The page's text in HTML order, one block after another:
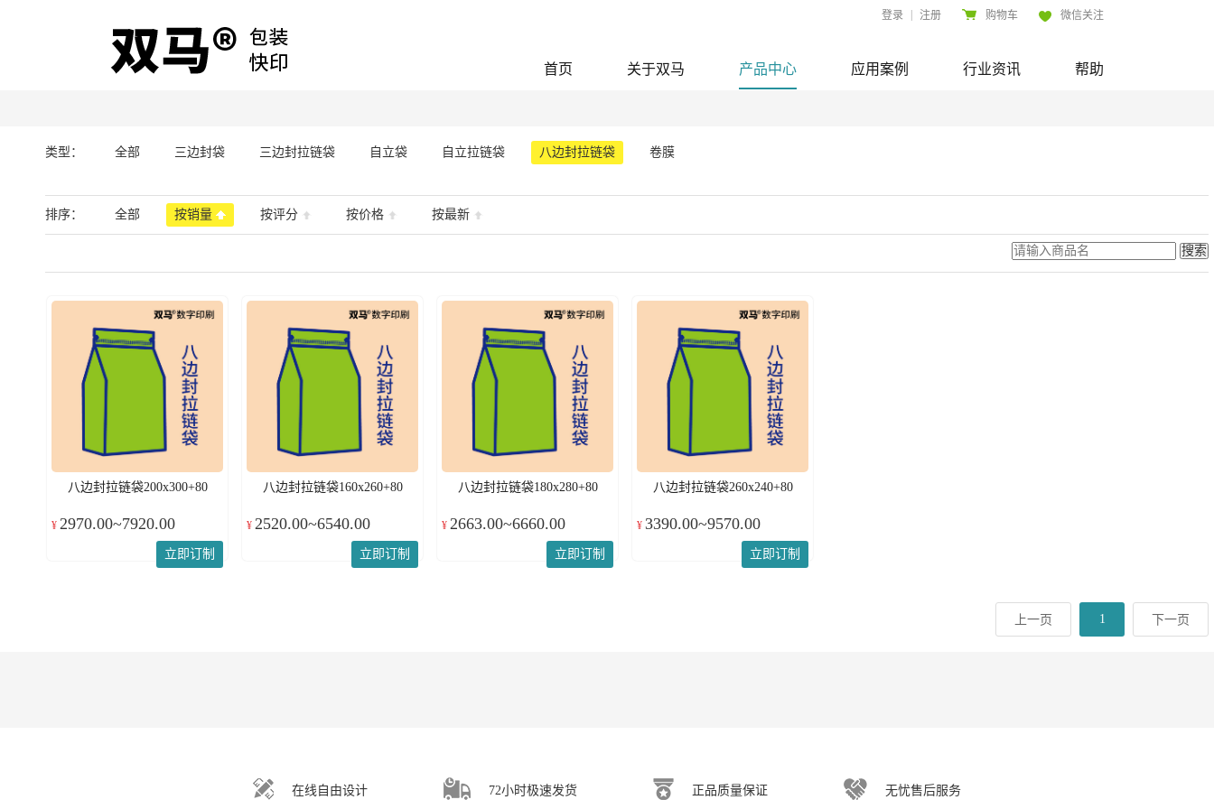
登录 注册 购物车 微信关注
首页 关于双马 产品中心 应用案例 行业资讯 帮助
类型： 全部 三边封袋 三边封拉链袋 自立袋 自立拉链袋 八边封拉链袋 卷膜
排序： 全部 按销量 按评分 按价格 按最新
搜索
八边封拉链袋200x300+80
¥ 2970.00~7920.00
立即订制
八边封拉链袋160x260+80
¥ 2520.00~6540.00
立即订制
八边封拉链袋180x280+80
¥ 2663.00~6660.00
立即订制
八边封拉链袋260x240+80
¥ 3390.00~9570.00
立即订制
下一页
1
上一页
在线自由设计 72小时极速发货 正品质量保证 无忧售后服务